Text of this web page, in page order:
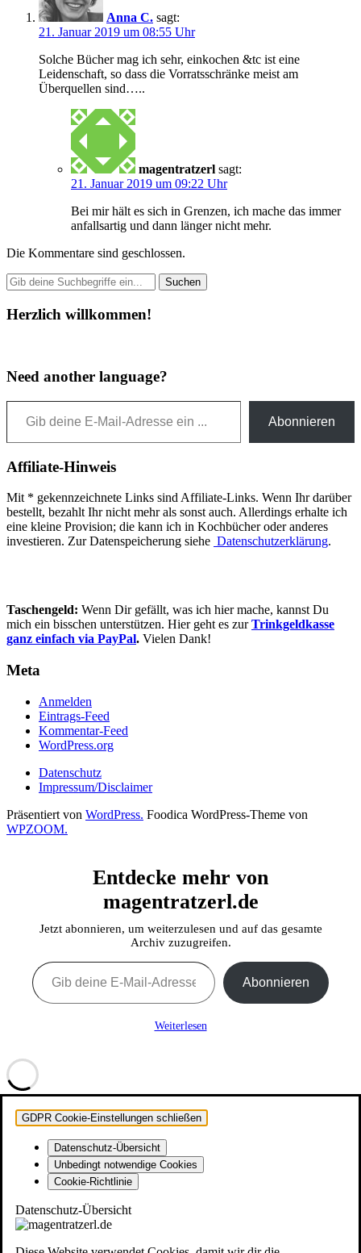
Anna C. sagt:
21. Januar 2019 um 08:55 Uhr
Solche Bücher mag ich sehr, einkochen &tc ist eine
Leidenschaft, so dass die Vorratsschränke meist am
Überquellen sind…..
magentratzerl sagt:
21. Januar 2019 um 09:22 Uhr
Bei mir hält es sich in Grenzen, ich mache das immer
anfallsartig und dann länger nicht mehr.
Die Kommentare sind geschlossen.
Herzlich willkommen!
Need another language?
Gib deine E-Mail-Adresse ein ...
Abonnieren
Affiliate-Hinweis
Mit * gekennzeichnete Links sind Affiliate-Links. Wenn Ihr darüber
bestellt, bezahlt Ihr nicht mehr als sonst auch. Allerdings erhalte ich
eine kleine Provision; die kann ich in Kochbücher oder anderes
investieren. Zur Datenspeicherung siehe Datenschutzerklärung.
Taschengeld: Wenn Dir gefällt, was ich hier mache, kannst Du
mich ein bisschen unterstützen. Hier geht es zurTrinkgeldkasse
ganz einfach via PayPal. Vielen Dank!
Meta
Anmelden
Eintrags-Feed
Kommentar-Feed
WordPress.org
Datenschutz
Impressum/Disclaimer
Präsentiert von WordPress. Foodica WordPress-Theme von
WPZOOM.
Entdecke mehr von
magentratzerl.de
Jetzt abonnieren, um weiterzulesen und auf das gesamte
Archiv zuzugreifen.
Gib deine E-Mail-Adresse ein ...
Abonnieren
Weiterlesen
GDPR Cookie-Einstellungen schließen
Datenschutz-Übersicht
Unbedingt notwendige Cookies
Cookie-Richtlinie
Datenschutz-Übersicht